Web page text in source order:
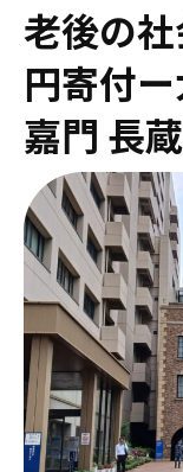
老後の
円寄付
嘉門 長蔵